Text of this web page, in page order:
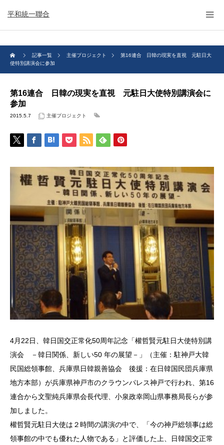
平和統一聯合
記事一覧 主催プロジェクト
第16連合 日韓の現実を直視 元駐日大
使特別講演会に参加
第16連合 日韓の現実を直視 元駐日大使特別講演会に
参加
2015.5.7 主催プロジェクト
4月22日、韓日国交正常化50周年記念「權哲賢元駐日大使特別講
演会 －韓日関係、新しい50 年の展望－」（主催：駐神戸大韓
民国総領事館、兵庫県日韓親善協会 後援：在日韓国民団兵庫県
地方本部）が兵庫県神戸市のクラウンパレス神戸で行われ、第16
連合から文聖純兵庫県会長代理、小泉政幸岡山県事務局長らが参
加しました。
權哲賢元駐日大使は２時間の講演の中で、「今の神戸総領事は総
領事館の中でも優れた人物である」と評価した上、日韓国交正常